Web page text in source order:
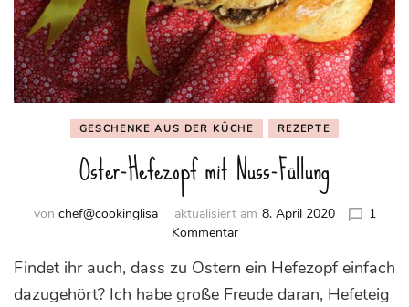
GESCHENKE AUS DER KÜCHE REZEPTE
Oster-Hefezopf mit Nuss-Füllung
von chef@cookinglisa aktualisiert am 8. April 2020
1
Kommentarzu
Hefezopf
mit
Findet ihr auch, dass zu Ostern ein Hefezopf einfach
dazugehört? Ich habe große Freude daran, Hefeteig